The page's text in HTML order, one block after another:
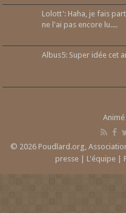
Lolott': Haha, je fais
ne l'ai pas encore lu....
Albus5: Super idée cet
© 2026 Poudlard.org,
presse | L'équipe |